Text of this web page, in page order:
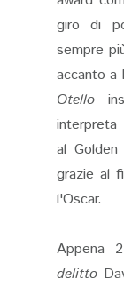
giro di
sempre
accanto a
Otello
interpreta
al
grazie al
l'Oscar.
Appena
delitto